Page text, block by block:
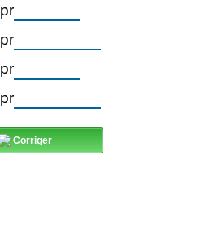
pr
pr
pr
pr
Corriger